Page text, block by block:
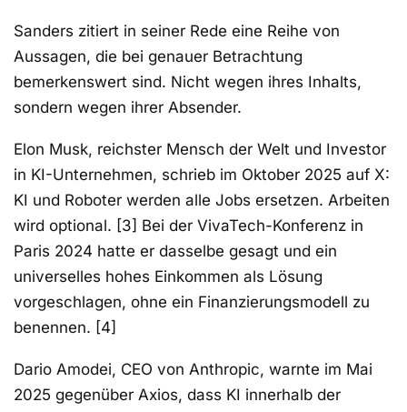
Sanders zitiert in seiner Rede eine Reihe von
Aussagen, die bei genauer Betrachtung
bemerkenswert sind. Nicht wegen ihres Inhalts,
sondern wegen ihrer Absender.
Elon Musk, reichster Mensch der Welt und Investor
in KI-Unternehmen, schrieb im Oktober 2025 auf X:
KI und Roboter werden alle Jobs ersetzen. Arbeiten
wird optional. [3] Bei der VivaTech-Konferenz in
Paris 2024 hatte er dasselbe gesagt und ein
universelles hohes Einkommen als Lösung
vorgeschlagen, ohne ein Finanzierungsmodell zu
benennen. [4]
Dario Amodei, CEO von Anthropic, warnte im Mai
2025 gegenüber Axios, dass KI innerhalb der